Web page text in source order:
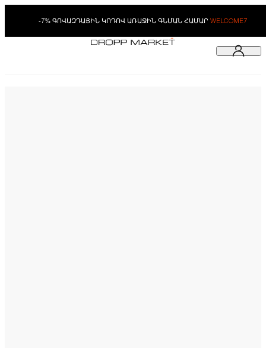
-7% ԳՈՎԱԶԴԱՅԻՆ ԿՈԴՈՎ ԱՌԱՋԻՆ ԳՆՄԱՆ ՀԱՄԱՐ WELCOME7